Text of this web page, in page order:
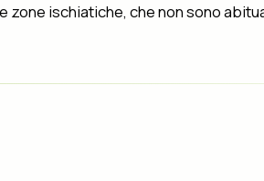
ischiatiche, che non sono